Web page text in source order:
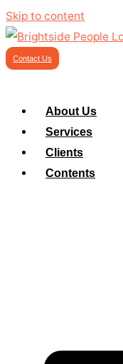
Skip to content
Contact Us
About Us
Services
Clients
Contents